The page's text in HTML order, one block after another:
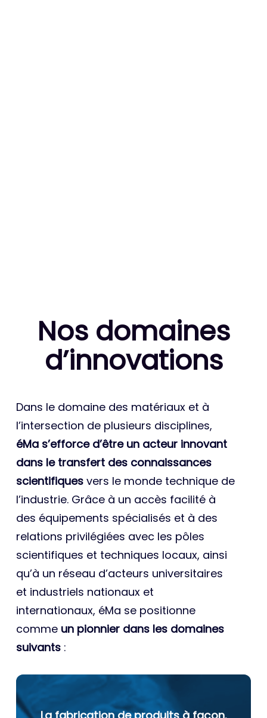
Nos domaines
d’innovations
Dans le domaine des matériaux et à
l’intersection de plusieurs disciplines,
éMa s’efforce d’être un acteur innovant
dans le transfert des connaissances
scientifiques vers le monde technique de
l’industrie. Grâce à un accès facilité à
des équipements spécialisés et à des
relations privilégiées avec les pôles
scientifiques et techniques locaux, ainsi
qu’à un réseau d’acteurs universitaires
et industriels nationaux et
internationaux, éMa se positionne
comme un pionnier dans les domaines
suivants :